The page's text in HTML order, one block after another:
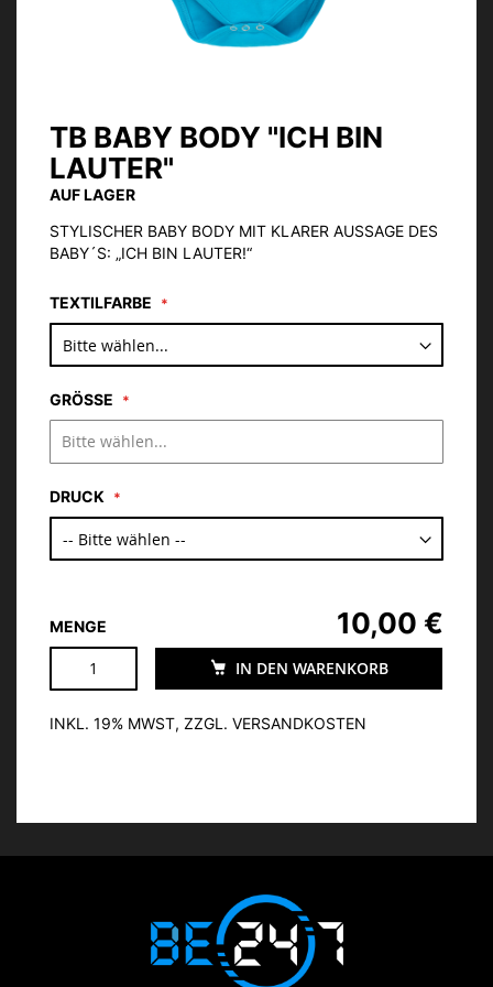
TB BABY BODY "ICH BIN
LAUTER"
AUF LAGER
STYLISCHER BABY BODY MIT KLARER AUSSAGE DES
BABY´S: „ICH BIN LAUTER!“
TEXTILFARBE
GRÖSSE
DRUCK
MENGE
IN DEN WARENKORB
10,00 €
INKL. 19% MWST, ZZGL. VERSANDKOSTEN
Zum
Anfang
der
Bildgalerie